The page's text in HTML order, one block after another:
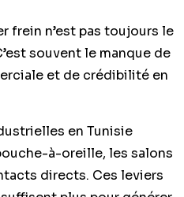
frein n’est pas toujours le
souvent le manque de
et de crédibilité en
en Tunisie
à-oreille, les salons
directs. Ces leviers